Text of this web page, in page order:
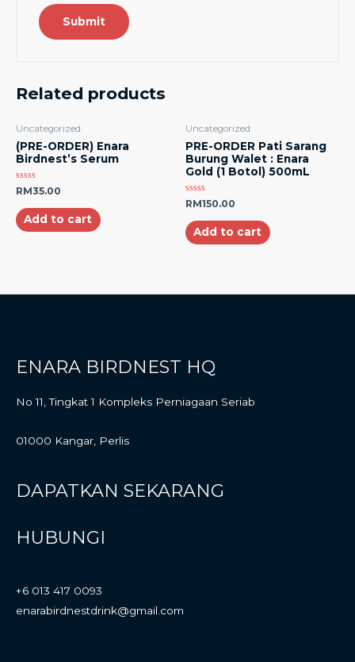
Related products
Uncategorized
(PRE-ORDER) Enara
Birdnest’s Serum
Rated
0
out
of
5
RM35.00
Add to cart
Uncategorized
PRE-ORDER Pati Sarang
Burung Walet : Enara
Gold (1 Botol) 500mL
Rated
0
out
of
5
RM150.00
Add to cart
ENARA BIRDNEST HQ
No 11, Tingkat 1 Kompleks Perniagaan Seriab
01000 Kangar, Perlis
DAPATKAN SEKARANG
HUBUNGI
+6 013 417 0093
enarabirdnestdrink@gmail.com